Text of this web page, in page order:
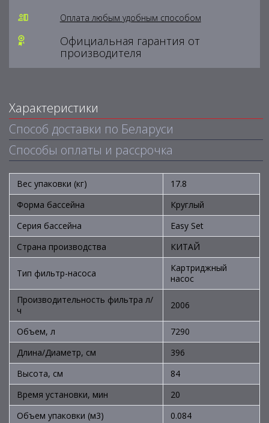
Оплата любым удобным способом
Официальная гарантия от
производителя
Характеристики
Способ доставки по Беларуси
Способы оплаты и рассрочка
Вес упаковки (кг)
17.8
Форма бассейна
Круглый
Серия бассейна
Easy Set
Страна производства
КИТАЙ
Тип фильтр-насоса
Картриджный
насос
Производительность фильтра л/
ч
2006
Объем, л
7290
Длина/Диаметр, см
396
Высота, см
84
Время установки, мин
20
Объем упаковки (м3)
0.084